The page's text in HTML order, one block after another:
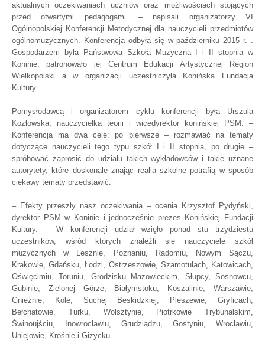
aktualnych oczekiwaniach uczniów oraz możliwościach stojących
przed otwartymi pedagogami” – napisali organizatorzy VI
Ogólnopolskiej Konferencji Metodycznej dla nauczycieli przedmiotów
ogólnomuzycznych. Konferencja odbyła się w październiku 2015 r. .
Gospodarzem była Państwowa Szkoła Muzyczna I i II stopnia w
Koninie, patronowało jej Centrum Edukacji Artystycznej Region
Wielkopolski a w organizacji uczestniczyła Konińska Fundacja
Kultury.
Pomysłodawcą i organizatorem cyklu konferencji była Urszula
Kozłowska, nauczycielka teorii i wicedyrektor konińskiej PSM: –
Konferencja ma dwa cele: po pierwsze – rozmawiać na tematy
dotyczące nauczycieli tego typu szkół I i II stopnia, po drugie –
spróbować zaprosić do udziału takich wykładowców i takie uznane
autorytety, które doskonale znając realia szkolne potrafią w sposób
ciekawy tematy przedstawić.
– Efekty przeszły nasz oczekiwania – ocenia Krzysztof Pydyński,
dyrektor PSM w Koninie i jednocześnie prezes Konińskiej Fundacji
Kultury. – W konferencji udział wzięło ponad stu trzydziestu
uczestników, wśród których znaleźli się nauczyciele szkół
muzycznych w Lesznie, Poznaniu, Radomiu, Nowym Sączu,
Krakowie, Gdańsku, Łodzi, Ostrzeszowie, Szamotułach, Katowicach,
Oświęcimiu, Toruniu, Grodzisku Mazowieckim, Słupcy, Sosnowcu,
Gubinie, Zielonej Górze, Białymstoku, Koszalinie, Warszawie,
Gnieźnie, Kole, Suchej Beskidzkiej, Pleszewie, Gryficach,
Bełchatowie, Turku, Wolsztynie, Piotrkowie Trybunalskim,
Świnoujściu, Inowrocławiu, Grudziądzu, Gostyniu, Wrocławiu,
Uniejowie, Krośnie i Giżycku.